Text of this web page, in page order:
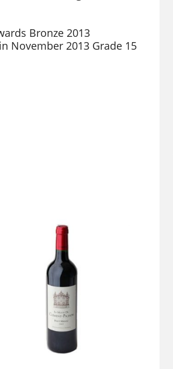
Bronze 2013
November 2013 Grade 15